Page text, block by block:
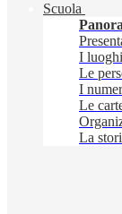
Scuola
I luoghi
Le
I
Le
La